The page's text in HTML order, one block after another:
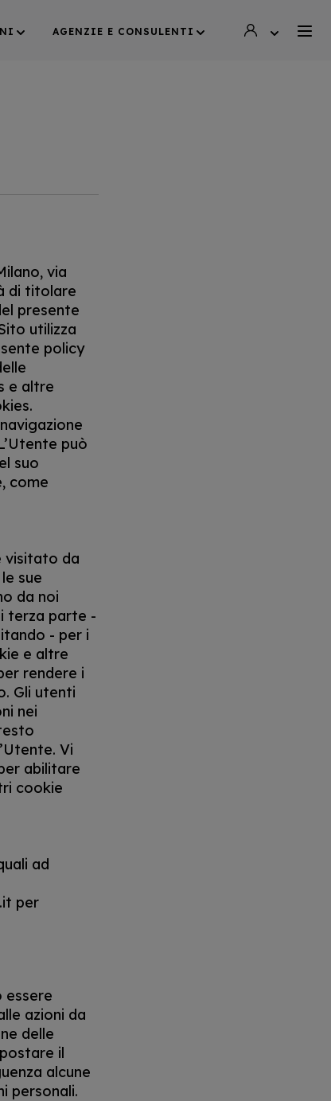
AGENZIE E CONSULENTI
via
di titolare
presente
utilizza
policy
e altre
può
suo
come
visitato da
sue
da noi
terza parte -
- per i
e altre
rendere i
Gli utenti
nei
Vi
abilitare
cookie
ad
per
essere
azioni da
delle
il
alcune
personali.